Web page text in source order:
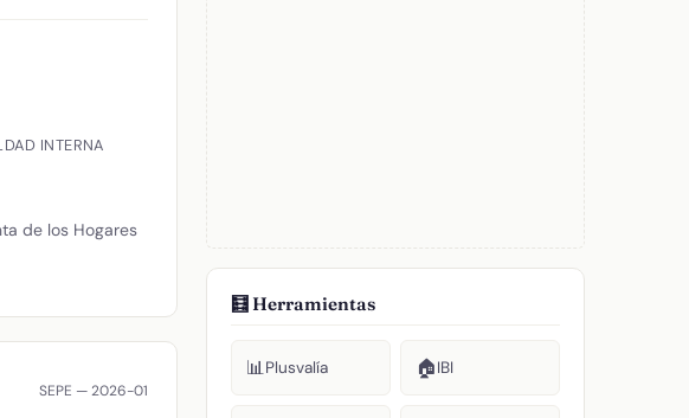
INTERNA
de los Hogares
SEPE — 2026-01
🧮 Herramientas
📊Plusvalía 🏠IBI